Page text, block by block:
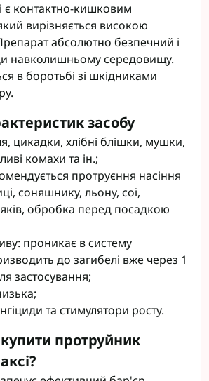
є контактно-кишковим
вирізняється високою
абсолютно безпечний і
навколишньому середовищу.
в боротьбі зі шкідниками
засобу
цикадки, хлібні блішки, мушки,
комахи та ін.;
протруєння насіння
соняшнику, льону, сої,
обробка перед посадкою
проникає в систему
до загибелі вже через 1
застосування;
та стимулятори росту.
протруйник